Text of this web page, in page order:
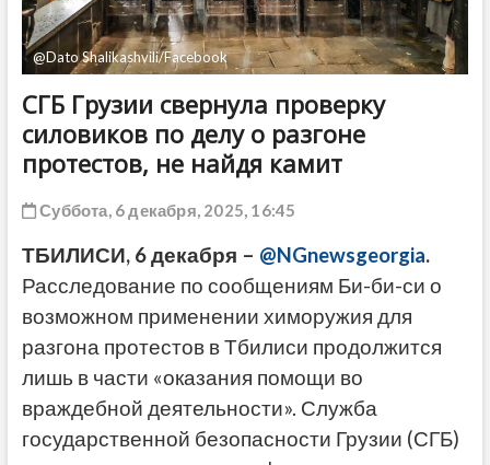
@Dato Shalikashvili/Facebook
СГБ Грузии свернула проверку
силовиков по делу о разгоне
протестов, не найдя камит
Суббота, 6 декабря, 2025, 16:45
ТБИЛИСИ, 6 декабря – @NGnewsgeorgia.
Расследование по сообщениям Би-би-си о
возможном применении химоружия для
разгона протестов в Тбилиси продолжится
лишь в части «оказания помощи во
враждебной деятельности». Служба
государственной безопасности Грузии (СГБ)